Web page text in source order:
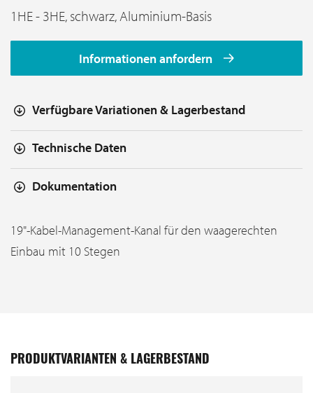
1HE - 3HE, schwarz, Aluminium-Basis
Informationen anfordern
Verfügbare Variationen & Lagerbestand
Technische Daten
Dokumentation
19"-Kabel-Management-Kanal für den waagerechten
Einbau mit 10 Stegen
PRODUKTVARIANTEN & LAGERBESTAND